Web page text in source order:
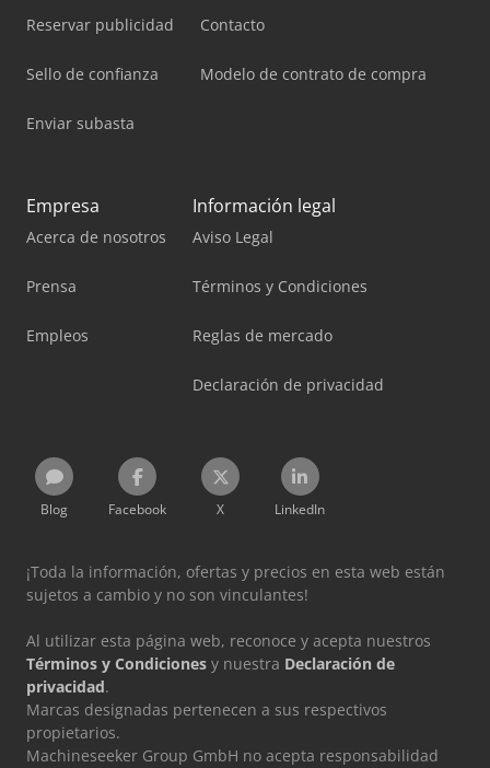
Reservar publicidad
Sello de confianza
Enviar subasta
Contacto
Modelo de contrato de compra
Empresa
Acerca de nosotros
Prensa
Empleos
Información legal
Aviso Legal
Términos y Condiciones
Reglas de mercado
Declaración de privacidad
Blog Facebook X LinkedIn
¡Toda la información, ofertas y precios en esta web están
sujetos a cambio y no son vinculantes!
Al utilizar esta página web, reconoce y acepta nuestros
Términos y Condiciones y nuestra Declaración de
privacidad.
Marcas designadas pertenecen a sus respectivos
propietarios.
Machineseeker Group GmbH no acepta responsabilidad